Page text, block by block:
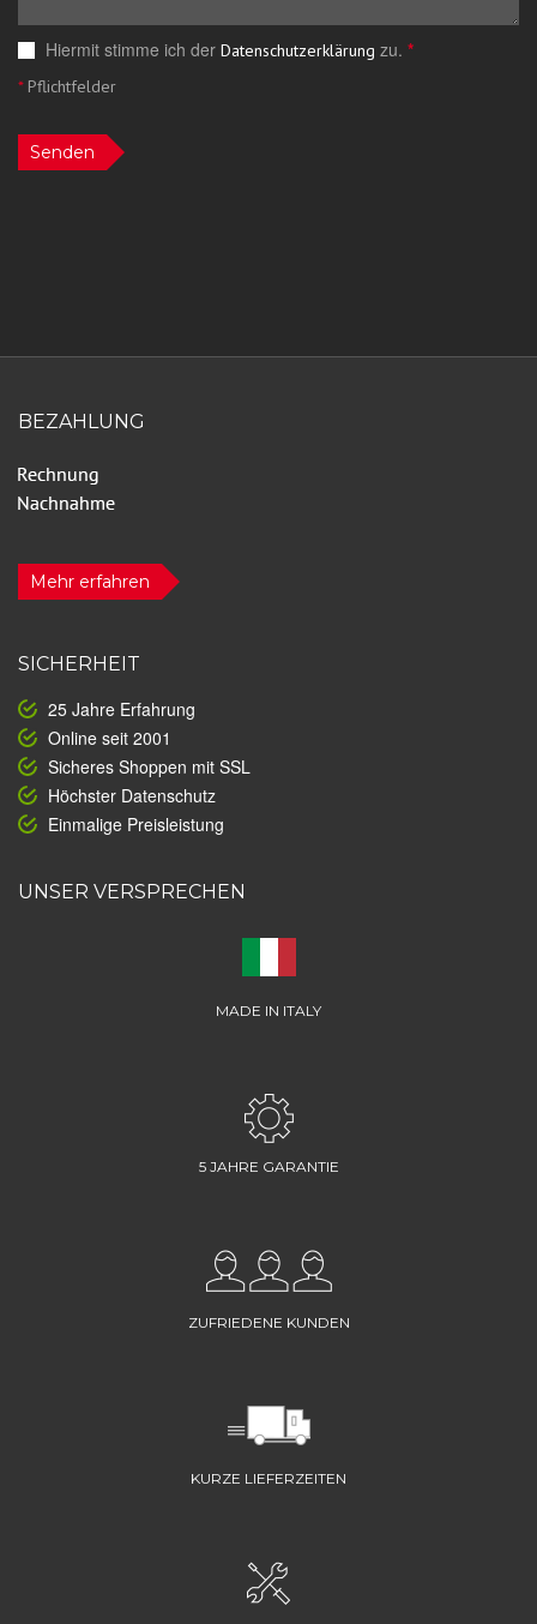
Hiermit stimme ich der Datenschutzerklärung zu. *
*Pflichtfelder
Senden
BEZAHLUNG
Mehr erfahren
SICHERHEIT
25 Jahre Erfahrung
Online seit 2001
Sicheres Shoppen mit SSL
Höchster Datenschutz
Einmalige Preisleistung
UNSER VERSPRECHEN
MADE IN ITALY
5 JAHRE GARANTIE
ZUFRIEDENE KUNDEN
KURZE LIEFERZEITEN